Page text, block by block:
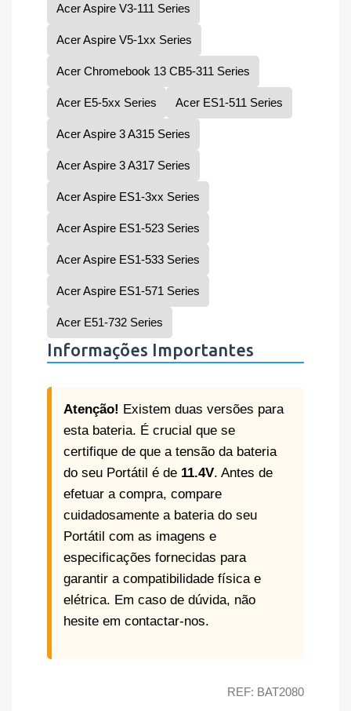
Acer Aspire V3-111 Series
Acer Aspire V5-1xx Series
Acer Chromebook 13 CB5-311 Series
Acer E5-5xx Series Acer ES1-511 Series
Acer Aspire 3 A315 Series
Acer Aspire 3 A317 Series
Acer Aspire ES1-3xx Series
Acer Aspire ES1-523 Series
Acer Aspire ES1-533 Series
Acer Aspire ES1-571 Series
Acer E51-732 Series
Informações Importantes
Atenção! Existem duas versões para
esta bateria. É crucial que se
certifique de que a tensão da bateria
do seu Portátil é de 11.4V. Antes de
efetuar a compra, compare
cuidadosamente a bateria do seu
Portátil com as imagens e
especificações fornecidas para
garantir a compatibilidade física e
elétrica. Em caso de dúvida, não
hesite em contactar-nos.
REF: BAT2080